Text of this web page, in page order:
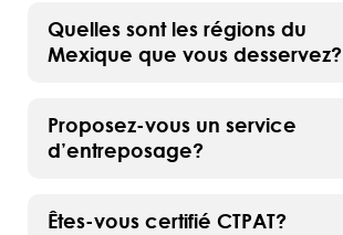
Quelles sont les régions du
Mexique que vous desservez?
Proposez-vous un service
d’entreposage?
Êtes-vous certifié CTPAT?